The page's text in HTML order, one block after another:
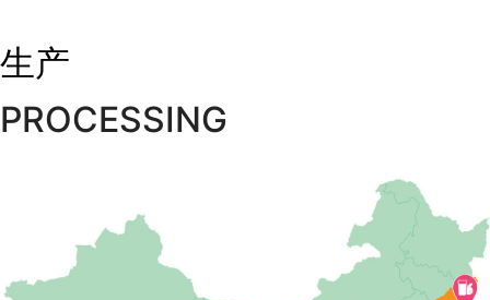
生产
PROCESSING